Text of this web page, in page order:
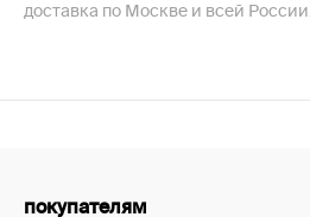
доставка по Москве и всей России.
покупателям